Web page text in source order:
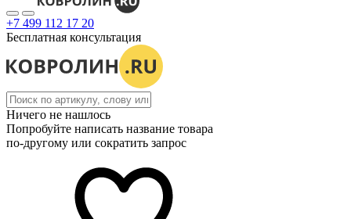
+7 499 112 17 20
Бесплатная консультация
Ничего не нашлось
Попробуйте написать название товара
по-другому или сократить запрос